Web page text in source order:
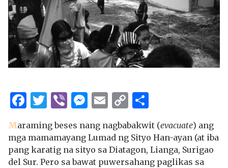
Facebook
Twitter
ViberMessenger
Email
Copy
Link
Maraming beses nang nagbabakwit (evacuate) ang
mga mamamayang Lumad ng Sityo Han-ayan (at iba
pang karatig na sityo sa Diatagon, Lianga, Surigao
del Sur. Pero sa bawat puwersahang paglikas sa